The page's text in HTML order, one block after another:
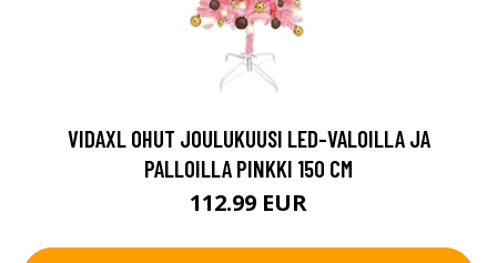
VIDAXL OHUT JOULUKUUSI LED-VALOILLA JA
PALLOILLA PINKKI 150 CM
112.99 EUR